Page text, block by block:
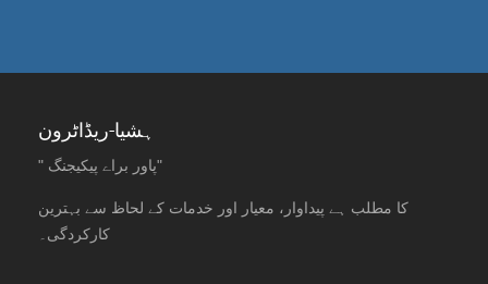
ہشیا-ریڈاٹرون
" پاور براے پیکیجنگ"
کا مطلب ہے پیداوار، معیار اور خدمات کے لحاظ سے بہترین
کارکردگی۔